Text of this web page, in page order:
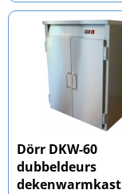
Dörr DKW-60
dubbeldeurs
dekenwarmkast